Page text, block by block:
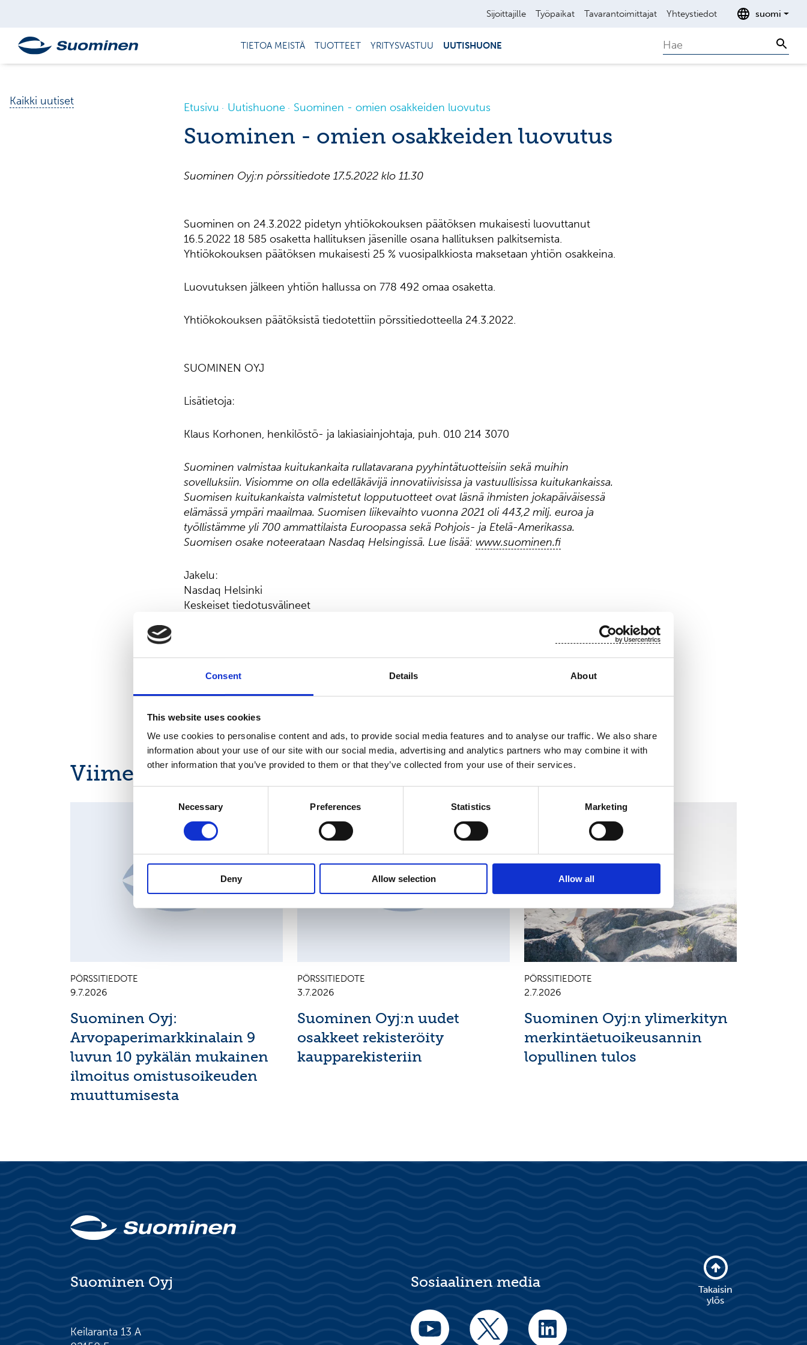
Consent Details About
This website uses cookies
We use cookies to personalise content and ads, to provide social media features and to analyse our traffic. We also share
information about your use of our site with our social media, advertising and analytics partners who may combine it with
other information that you’ve provided to them or that they’ve collected from your use of their services.
Necessary Preferences Statistics Marketing
Deny Allow selection Allow all
Sijoittajille Työpaikat Tavarantoimittajat Yhteystiedot suomi
TIETOA MEISTÄ TUOTTEET YRITYSVASTUU UUTISHUONE Search
Kaikki uutiset Etusivu Uutishuone Suominen - omien osakkeiden luovutus
Suominen - omien osakkeiden luovutus
Suominen Oyj:n pörssitiedote 17.5.2022 klo 11.30
Suominen on 24.3.2022 pidetyn yhtiökokouksen päätöksen mukaisesti luovuttanut
16.5.2022 18 585 osaketta hallituksen jäsenille osana hallituksen palkitsemista.
Yhtiökokouksen päätöksen mukaisesti 25 % vuosipalkkiosta maksetaan yhtiön osakkeina.
Luovutuksen jälkeen yhtiön hallussa on 778 492 omaa osaketta.
Yhtiökokouksen päätöksistä tiedotettiin pörssitiedotteella 24.3.2022.
SUOMINEN OYJ
Lisätietoja:
Klaus Korhonen, henkilöstö- ja lakiasiainjohtaja, puh. 010 214 3070
Suominen valmistaa kuitukankaita rullatavarana pyyhintätuotteisiin sekä muihin
sovelluksiin. Visiomme on olla edelläkävijä innovatiivisissa ja vastuullisissa kuitukankaissa.
Suomisen kuitukankaista valmistetut lopputuotteet ovat läsnä ihmisten jokapäiväisessä
elämässä ympäri maailmaa. Suomisen liikevaihto vuonna 2021 oli 443,2 milj. euroa ja
työllistämme yli 700 ammattilaista Euroopassa sekä Pohjois- ja Etelä-Amerikassa.
Suomisen osake noteerataan Nasdaq Helsingissä. Lue lisää: www.suominen.fi
Jakelu:
Nasdaq Helsinki
Keskeiset tiedotusvälineet
Viimeisimmät uutiset
MAJOR SHAREHOLDER ANNOUNCEMENTS, EUROPEAN
PÖRSSITIEDOTE
9.7.2026
Suominen Oyj:
Arvopaperimarkkinalain 9
luvun 10 pykälän mukainen
ilmoitus omistusoikeuden
muuttumisesta
CHANGES IN SHARE CAPITAL AND VOTES, EUROPEAN
REGULATORY NEWS
PÖRSSITIEDOTE
3.7.2026
Suominen Oyj:n uudet
osakkeet rekisteröity
kaupparekisteriin
REGULATORY INFORMATION, EUROPEAN
REGULATORY NEWS
PÖRSSITIEDOTE
2.7.2026
Suominen Oyj:n ylimerkityn
merkintäetuoikeusannin
lopullinen tulos
Suominen Oyj
Keilaranta 13 A
Sosiaalinen media
Takaisin
ylös